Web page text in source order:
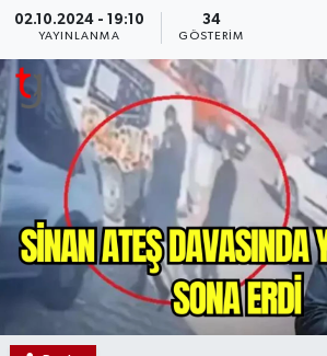
02.10.2024 - 19:10
YAYINLANMA
34
GÖSTERIM
TÜRKİYE